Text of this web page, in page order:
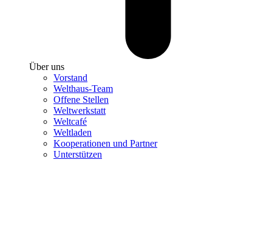
Über uns
Vorstand
Welthaus-Team
Offene Stellen
Weltwerkstatt
Weltcafé
Weltladen
Kooperationen und Partner
Unterstützen